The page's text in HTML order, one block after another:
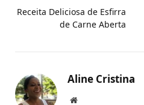
Receita Deliciosa de Esfirra
de Carne Aberta
Aline Cristina
Website